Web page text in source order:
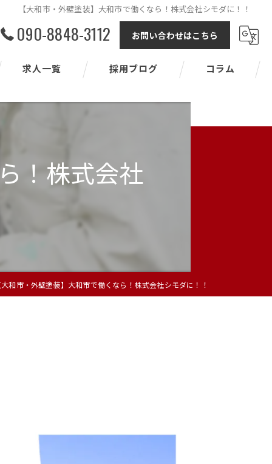
【大和市・外壁塗装】大和市で働くなら！株式会社シモダに！！
090-8848-3112 お問い合わせはこちら
求人一覧 採用ブログ コラム
！株式会社
大和市・外壁塗装】大和市で働くなら！株式会社シモダに！！